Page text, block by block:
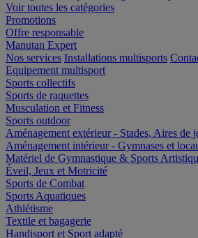
Voir toutes les catégories
Promotions
Offre responsable
Manutan Expert
Nos services Installations multisports
Equipement multisport
Sports collectifs
Sports de raquettes
Musculation et Fitness
Sports outdoor
Aménagement extérieur - Stades, Aires de
Aménagement intérieur - Gymnases et
Matériel de Gymnastique & Sports
Éveil, Jeux et Motricité
Sports de Combat
Sports Aquatiques
Athlétisme
Textile et bagagerie
Handisport et Sport adapté